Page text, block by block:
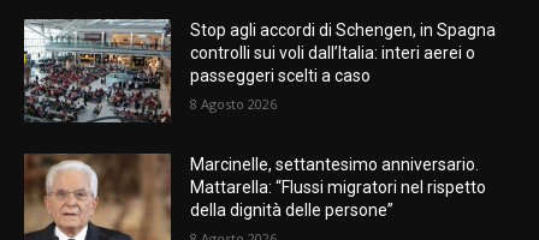
Stop agli accordi di Schengen, in Spagna
controlli sui voli dall’Italia: interi aerei o
passeggeri scelti a caso
8 Agosto 2026
Marcinelle, settantesimo anniversario.
Mattarella: “Flussi migratori nel rispetto
della dignità delle persone”